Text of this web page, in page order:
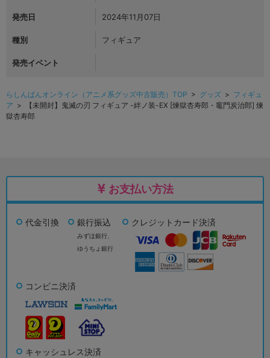
発売日 2024年11月07日
種別 フィギュア
発売イベント
らしんばんオンライン（アニメ系グッズ中古販売）TOP > グッズ > フィギュ
ア > 【未開封】鬼滅の刃 フィギュア -絆ノ装-EX [煉獄杏寿郎・竈門炭治郎] 煉
獄杏寿郎
お支払い方法
代金引換 銀行振込
みずほ銀行、
ゆうちょ銀行
クレジットカード決済
コンビニ決済
キャッシュレス決済